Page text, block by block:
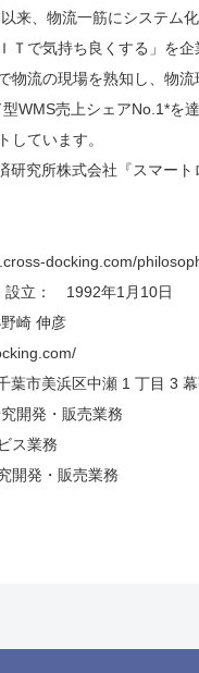
来、物流一筋にシステム
Ｔで気持ち良くする」を
物流の現場を熟知し、物
WMS売上シェアNo.1*を
しています。
研究所株式会社『スマー
docking.com/
設立： 1992年1月10日
崎 伸彦
葉市美浜区中瀬 1 丁目 3
開発・販売業務
ス業務
開発・販売業務